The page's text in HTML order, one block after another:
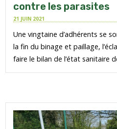
contre les parasites
21 JUIN 2021
Une vingtaine d’adhérents se
la fin du binage et paillage,
faire le bilan de l’état sanitaire